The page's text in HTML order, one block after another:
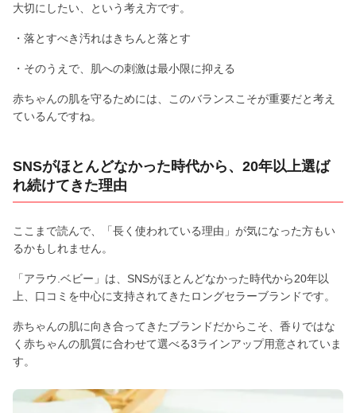
大切にしたい、という考え方です。
・落とすべき汚れはきちんと落とす
・そのうえで、肌への刺激は最小限に抑える
赤ちゃんの肌を守るためには、このバランスこそが重要だと考え
ているんですね。
SNSがほとんどなかった時代から、20年以上選ば
れ続けてきた理由
ここまで読んで、「長く使われている理由」が気になった方もい
るかもしれません。
「アラウ.ベビー」は、SNSがほとんどなかった時代から20年以
上、口コミを中心に支持されてきたロングセラーブランドです。
赤ちゃんの肌に向き合ってきたブランドだからこそ、香りではな
く赤ちゃんの肌質に合わせて選べる3ラインアップ用意されていま
す。